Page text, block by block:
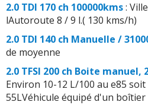
2.0 TDI 170 ch 100000kms:
lAutoroute 8 / 9 l.( 130 kms/h)
2.0 TDI 140 ch Manuelle /
de moyenne
2.0 TFSI 200 ch Boite manuel,
Environ 10-12 L/100 au e85
55LVéhicule équipé d'un